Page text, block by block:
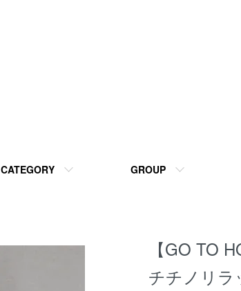
CATEGORY GROUP
【GO TO
チチノリラ